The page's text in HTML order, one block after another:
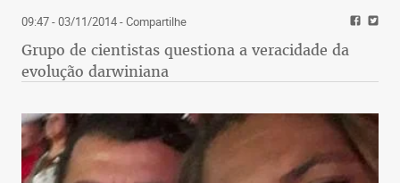
09:47 - 03/11/2014- Compartilhe
Grupo de cientistas questiona a veracidade da
evolução darwiniana